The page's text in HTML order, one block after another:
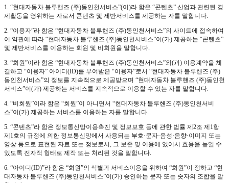
1. “현대자동차 블루핸즈 (주)동인천서비스”(이)라 함은 “콘텐츠” 산업과 관련된 경
제활동을 영위하는 자로서 콘텐츠 및 제반서비스를 제공하는 자를 말합니다.
2. “이용자”라 함은 “현대자동차 블루핸즈 (주)동인천서비스”의 사이트에 접속하여
이 약관에 따라 “현대자동차 블루핸즈 (주)동인천서비스”이(가) 제공하는 “콘텐츠”
및 제반서비스를 이용하는 회원 및 비회원을 말합니다.
3. “회원”이라 함은 “현대자동차 블루핸즈 (주)동인천서비스”와(과) 이용계약을 체
결하고 “이용자” 아이디(ID)를 부여받은 “이용자”로서 “현대자동차 블루핸즈 (주)
동인천서비스”의 정보를 지속적으로 제공받으며 “현대자동차 블루핸즈 (주)동인천
서비스”이(가) 제공하는 서비스를 지속적으로 이용할 수 있는 자를 말합니다.
4. “비회원”이라 함은 “회원”이 아니면서 “현대자동차 블루핸즈 (주)동인천서비
스”이(가) 제공하는 서비스를 이용하는 자를 말합니다.
5. “콘텐츠”라 함은 정보통신망이용촉진 및 정보보호 등에 관한 법률 제2조 제1항
제1호의 규정에 의한 정보통신망에서 사용되는 부호·문자·음성·음향·이미지 또는
영상 등으로 표현된 자료 또는 정보로서, 그 보존 및 이용에 있어서 효용을 높일 수
있도록 전자적 형태로 제작 또는 처리된 것을 말합니다.
6. “아이디(ID)”라 함은 “회원”의 식별과 서비스이용을 위하여 “회원”이 정하고 “현
대자동차 블루핸즈 (주)동인천서비스”이(가) 승인하는 문자 또는 숫자의 조합을 말